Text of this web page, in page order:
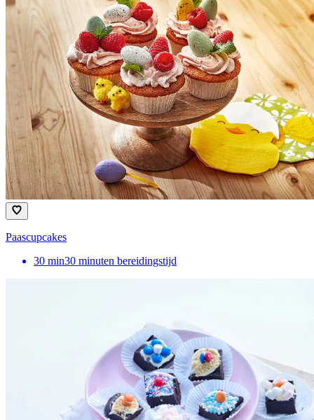
Paascupcakes
30 min30 minuten bereidingstijd